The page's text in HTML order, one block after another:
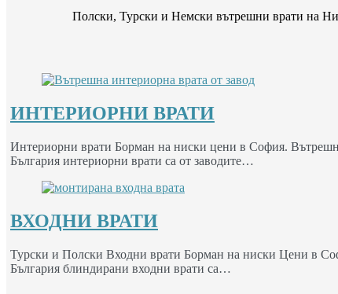
Полски, Турски и Немски вътрешни врати на
ИНТЕРИОРНИ ВРАТИ
Интериорни врати Борман на ниски цени в София.
България интериорни врати са от заводите…
ВХОДНИ ВРАТИ
Турски и Полски Входни врати Борман на ниски Цени в
България блиндирани входни врати са…